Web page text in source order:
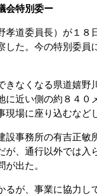
会特別委ー
道委員長）が１８
た。今の特別委
なくなる県道嬉野
近い側の約８４
場に座り込むなど
事務所の有吉正敏
、通行以外では入
出た。
が、事業に協力し